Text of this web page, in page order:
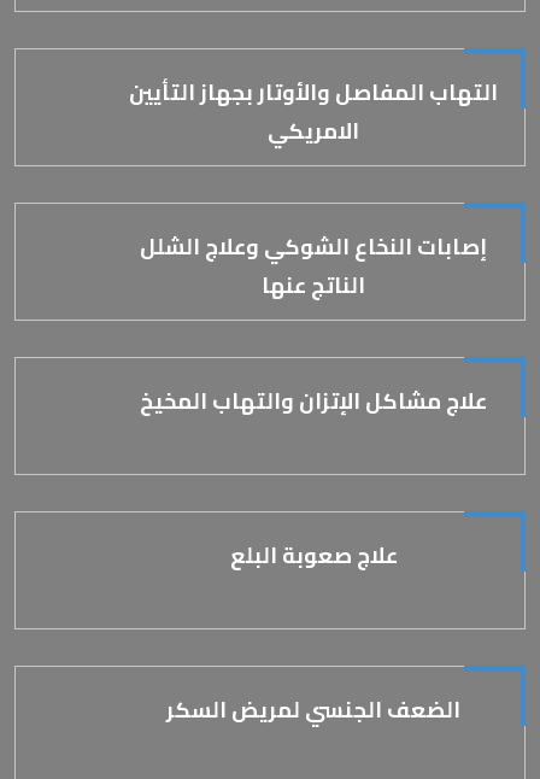
التهاب المفاصل والأوتار بجهاز التأيين
الامريكي
إصابات النخاع الشوكي وعلاج الشلل
الناتج عنها
علاج مشاكل الإتزان والتهاب المخيخ
علاج صعوبة البلع
الضعف الجنسي لمريض السكر